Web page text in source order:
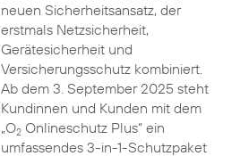
neuen Sicherheitsansatz, der
erstmals Netzsicherheit,
Gerätesicherheit und
Versicherungsschutz kombiniert.
Ab dem 3. September 2025 steht
Kundinnen und Kunden mit dem
„O2Onlineschutz Plus“ ein
umfassendes 3-in-1-Schutzpaket